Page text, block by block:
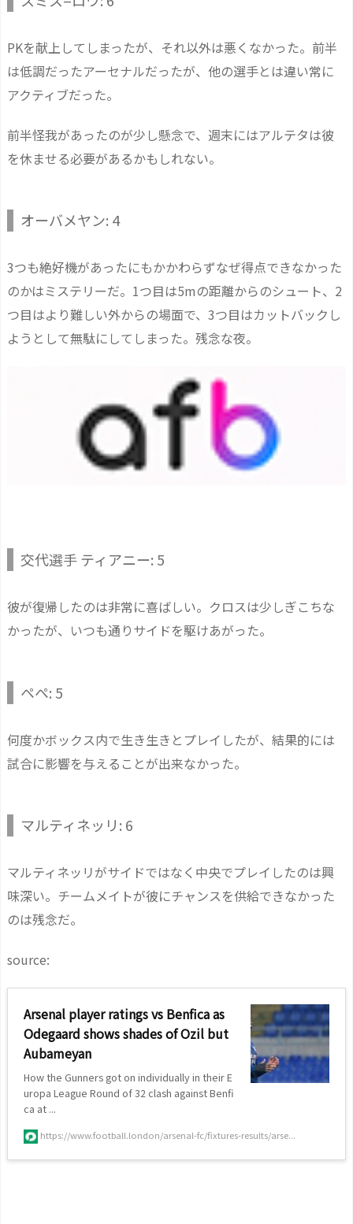
PKを献上してしまったが、それ以外は悪くなかった。前半
は低調だったアーセナルだったが、他の選手とは違い常に
アクティブだった。
前半怪我があったのが少し懸念で、週末にはアルテタは彼
を休ませる必要があるかもしれない。
オーバメヤン: 4
3つも絶好機があったにもかかわらずなぜ得点できなかった
のかはミステリーだ。1つ目は5mの距離からのシュート、2
つ目はより難しい外からの場面で、3つ目はカットバックし
ようとして無駄にしてしまった。残念な夜。
交代選手 ティアニー: 5
彼が復帰したのは非常に喜ばしい。クロスは少しぎこちな
かったが、いつも通りサイドを駆けあがった。
ペペ: 5
何度かボックス内で生き生きとプレイしたが、結果的には
試合に影響を与えることが出来なかった。
マルティネッリ: 6
マルティネッリがサイドではなく中央でプレイしたのは興
味深い。チームメイトが彼にチャンスを供給できなかった
のは残念だ。
source:
Arsenal player ratings vs Benfica as
Odegaard shows shades of Ozil but
Aubameyan
How the Gunners got on individually in their E
uropa League Round of 32 clash against Benfi
ca at ...
https://www.football.london/arsenal-fc/fixtures-results/arse...